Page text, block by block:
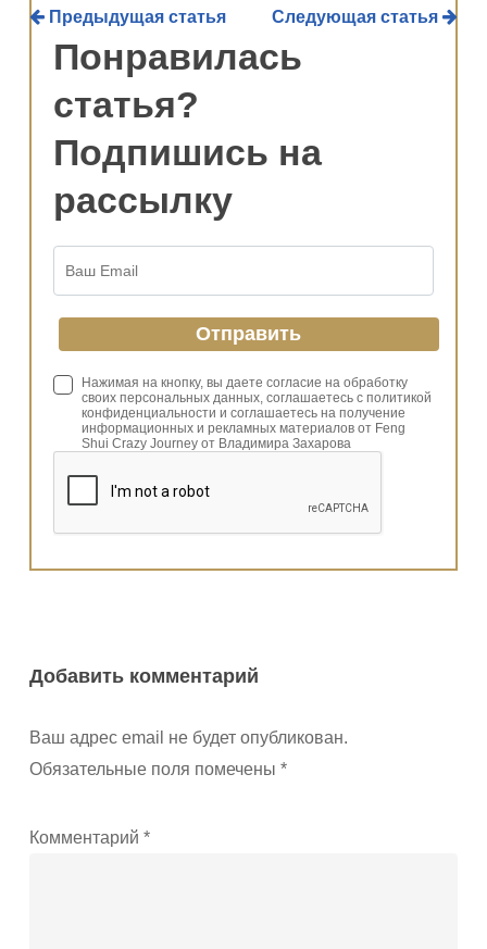
Предыдущая статья Следующая статья
Понравилась
статья?
Подпишись на
рассылку
Нажимая на кнопку, вы даете согласие на обработку
своих персональных данных, соглашаетесь с политикой
конфиденциальности и соглашаетесь на получение
информационных и рекламных материалов от Feng
Shui Crazy Journey от Владимира Захарова
Добавить комментарий
Ваш адрес email не будет опубликован.
Обязательные поля помечены *
Комментарий *